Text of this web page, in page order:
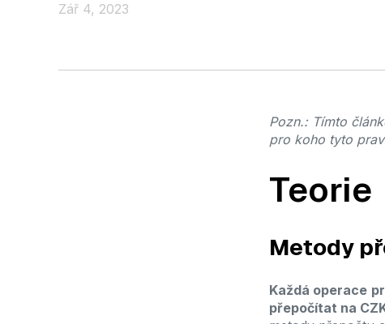
Zář 4, 2023
Pozn.: Tímto
pro koho tyto
Teorie
Metody
Každá operace
přepočítat na